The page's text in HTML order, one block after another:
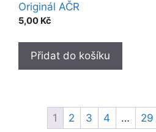
0
o
u
o
Originál AČR
5,00 Kč
Přidat do košíku
1 2 3 4 … 29